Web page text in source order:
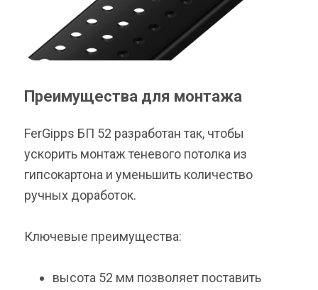
Преимущества для монтажа
FerGipps БП 52 разработан так, чтобы
ускорить монтаж теневого потолка из
гипсокартона и уменьшить количество
ручных доработок.
Ключевые преимущества:
высота 52 мм позволяет поставить